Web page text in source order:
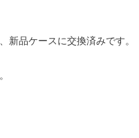
新品ケースに交換済みです。